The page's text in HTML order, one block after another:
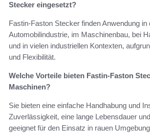
Stecker eingesetzt?
Fastin-Faston Stecker finden Anwendung in
Automobilindustrie, im Maschinenbau, bei
und in vielen industriellen Kontexten,
und Flexibilität.
Welche Vorteile bieten Fastin-Faston
Maschinen?
Sie bieten eine einfache Handhabung und
Zuverlässigkeit, eine lange Lebensdauer
geeignet für den Einsatz in rauen